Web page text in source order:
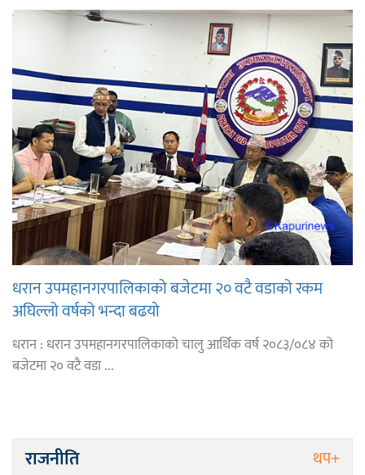
धरान उपमहानगरपालिकाको बजेटमा २० वटै वडाको रकम
अघिल्लो वर्षको भन्दा बढयो
धरान : धरान उपमहानगरपालिकाको चालु आर्थिक वर्ष २०८३/०८४ को
बजेटमा २० वटै वडा ...
राजनीति थप+